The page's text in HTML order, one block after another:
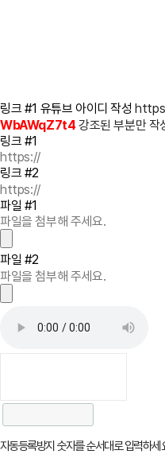
링크 #1 유튜브 아이디 작성
WbAWqZ7t4 강조된 부분만 작
링크 #1
링크 #2
파일 #1
파일 #2
자동등록방지 숫자를 순서대로 입력하세